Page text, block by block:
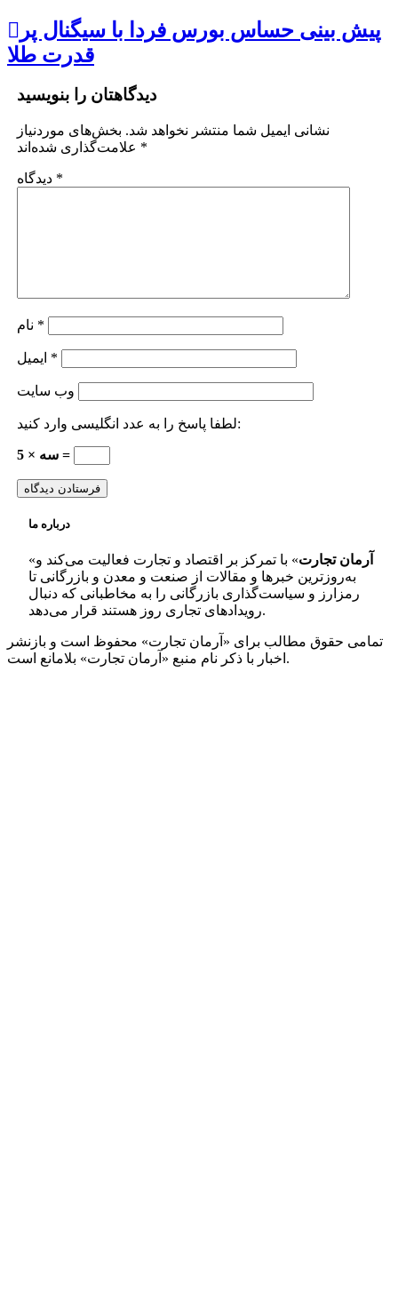
پیش بینی حساس بورس فردا با سیگنال پر
قدرت طلا
دیدگاهتان را بنویسید
نشانی ایمیل شما منتشر نخواهد شد. بخش‌های موردنیاز
*
دیدگاه *
*
*
وب‌ سایت
لطفا پاسخ را به عدد انگلیسی وارد کنید:
سه × 5 =
درباره ما
« آرمان تجارت» با تمرکز بر اقتصاد و تجارت فعالیت می‌کند و
به‌روزترین خبرها و مقالات از صنعت و معدن و بازرگانی تا
رمزارز و سیاست‌گذاری بازرگانی را به مخاطبانی که دنبال
رویدادهای تجاری روز هستند قرار می‌دهد.
تمامی حقوق مطالب برای «آرمان تجارت» محفوظ است و بازنشر
اخبار با ذکر نام منبع «آرمان تجارت» بلامانع است.